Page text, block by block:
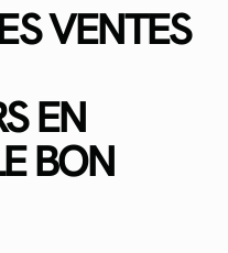
VENTES
EN
BON